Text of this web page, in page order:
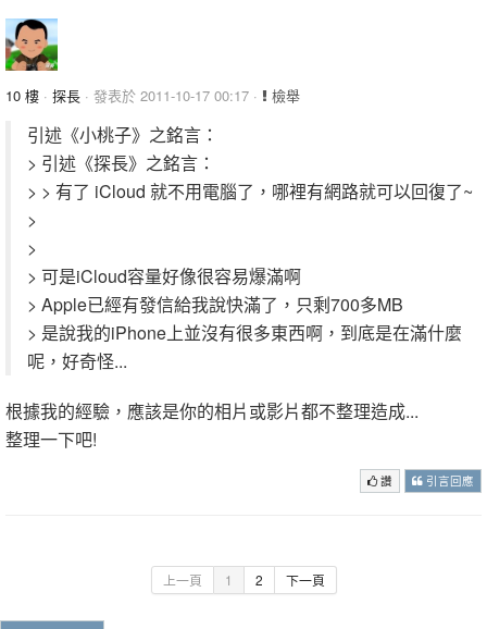
10 樓 · 探長 · 發表於 2011-10-17 00:17 · 檢舉
引述《小桃子》之銘言：
> 引述《探長》之銘言：
> > 有了 iCloud 就不用電腦了，哪裡有網路就可以回復了~
>
>
> 可是iCloud容量好像很容易爆滿啊
> Apple已經有發信給我說快滿了，只剩700多MB
> 是說我的iPhone上並沒有很多東西啊，到底是在滿什麼
呢，好奇怪...
根據我的經驗，應該是你的相片或影片都不整理造成...
整理一下吧!
讚 引言回應
上一頁 1 2 下一頁